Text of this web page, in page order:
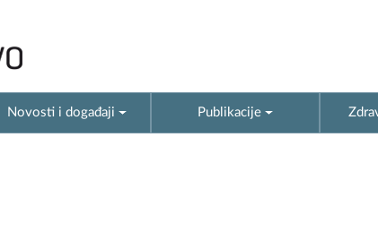
Novosti i događaji Publikacije